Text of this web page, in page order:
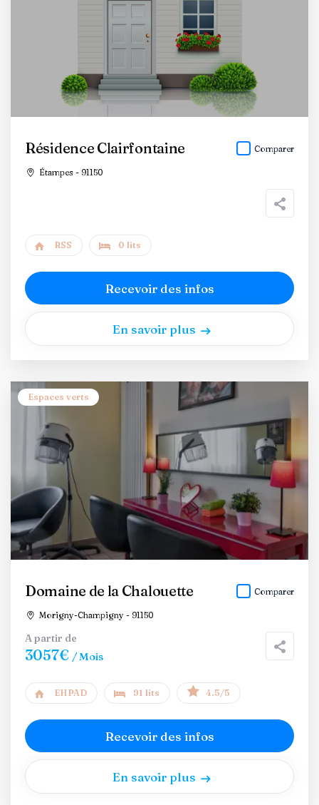
Résidence Clairfontaine
Étampes - 91150
Comparer
RSS 0 lits
Recevoir des infos
En savoir plus
Espaces verts
Domaine de la Chalouette
Morigny-Champigny - 91150
Comparer
A partir de
3057€ / Mois
EHPAD 91 lits 4.5/5
Recevoir des infos
En savoir plus